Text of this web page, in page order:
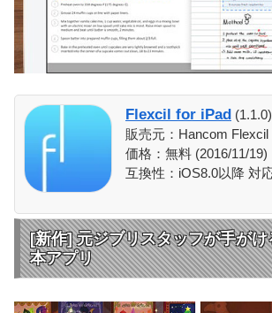
Flexcil for iPad (1.1.0)
販売元：Hancom Flexcil
価格：無料 (2016/11/19)
互換性：iOS8.0以降 対
[新作] 元ジブリスタッフが手がけ
本アプリ